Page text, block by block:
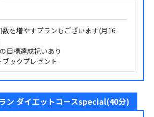
数を増やすプランもございます(月16
目標達成祝いあり
ブックプレゼント
ン ダイエットコースspecial(40分)